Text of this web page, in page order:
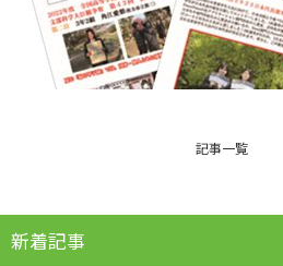
記事一覧
新着記事